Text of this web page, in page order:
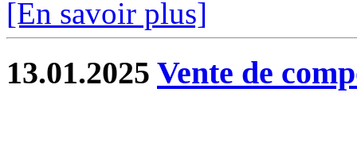
[En savoir plus]
13.01.2025 Vente de